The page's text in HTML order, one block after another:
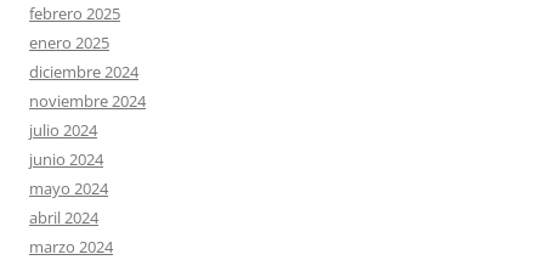
febrero 2025
enero 2025
diciembre 2024
noviembre 2024
julio 2024
junio 2024
mayo 2024
abril 2024
marzo 2024